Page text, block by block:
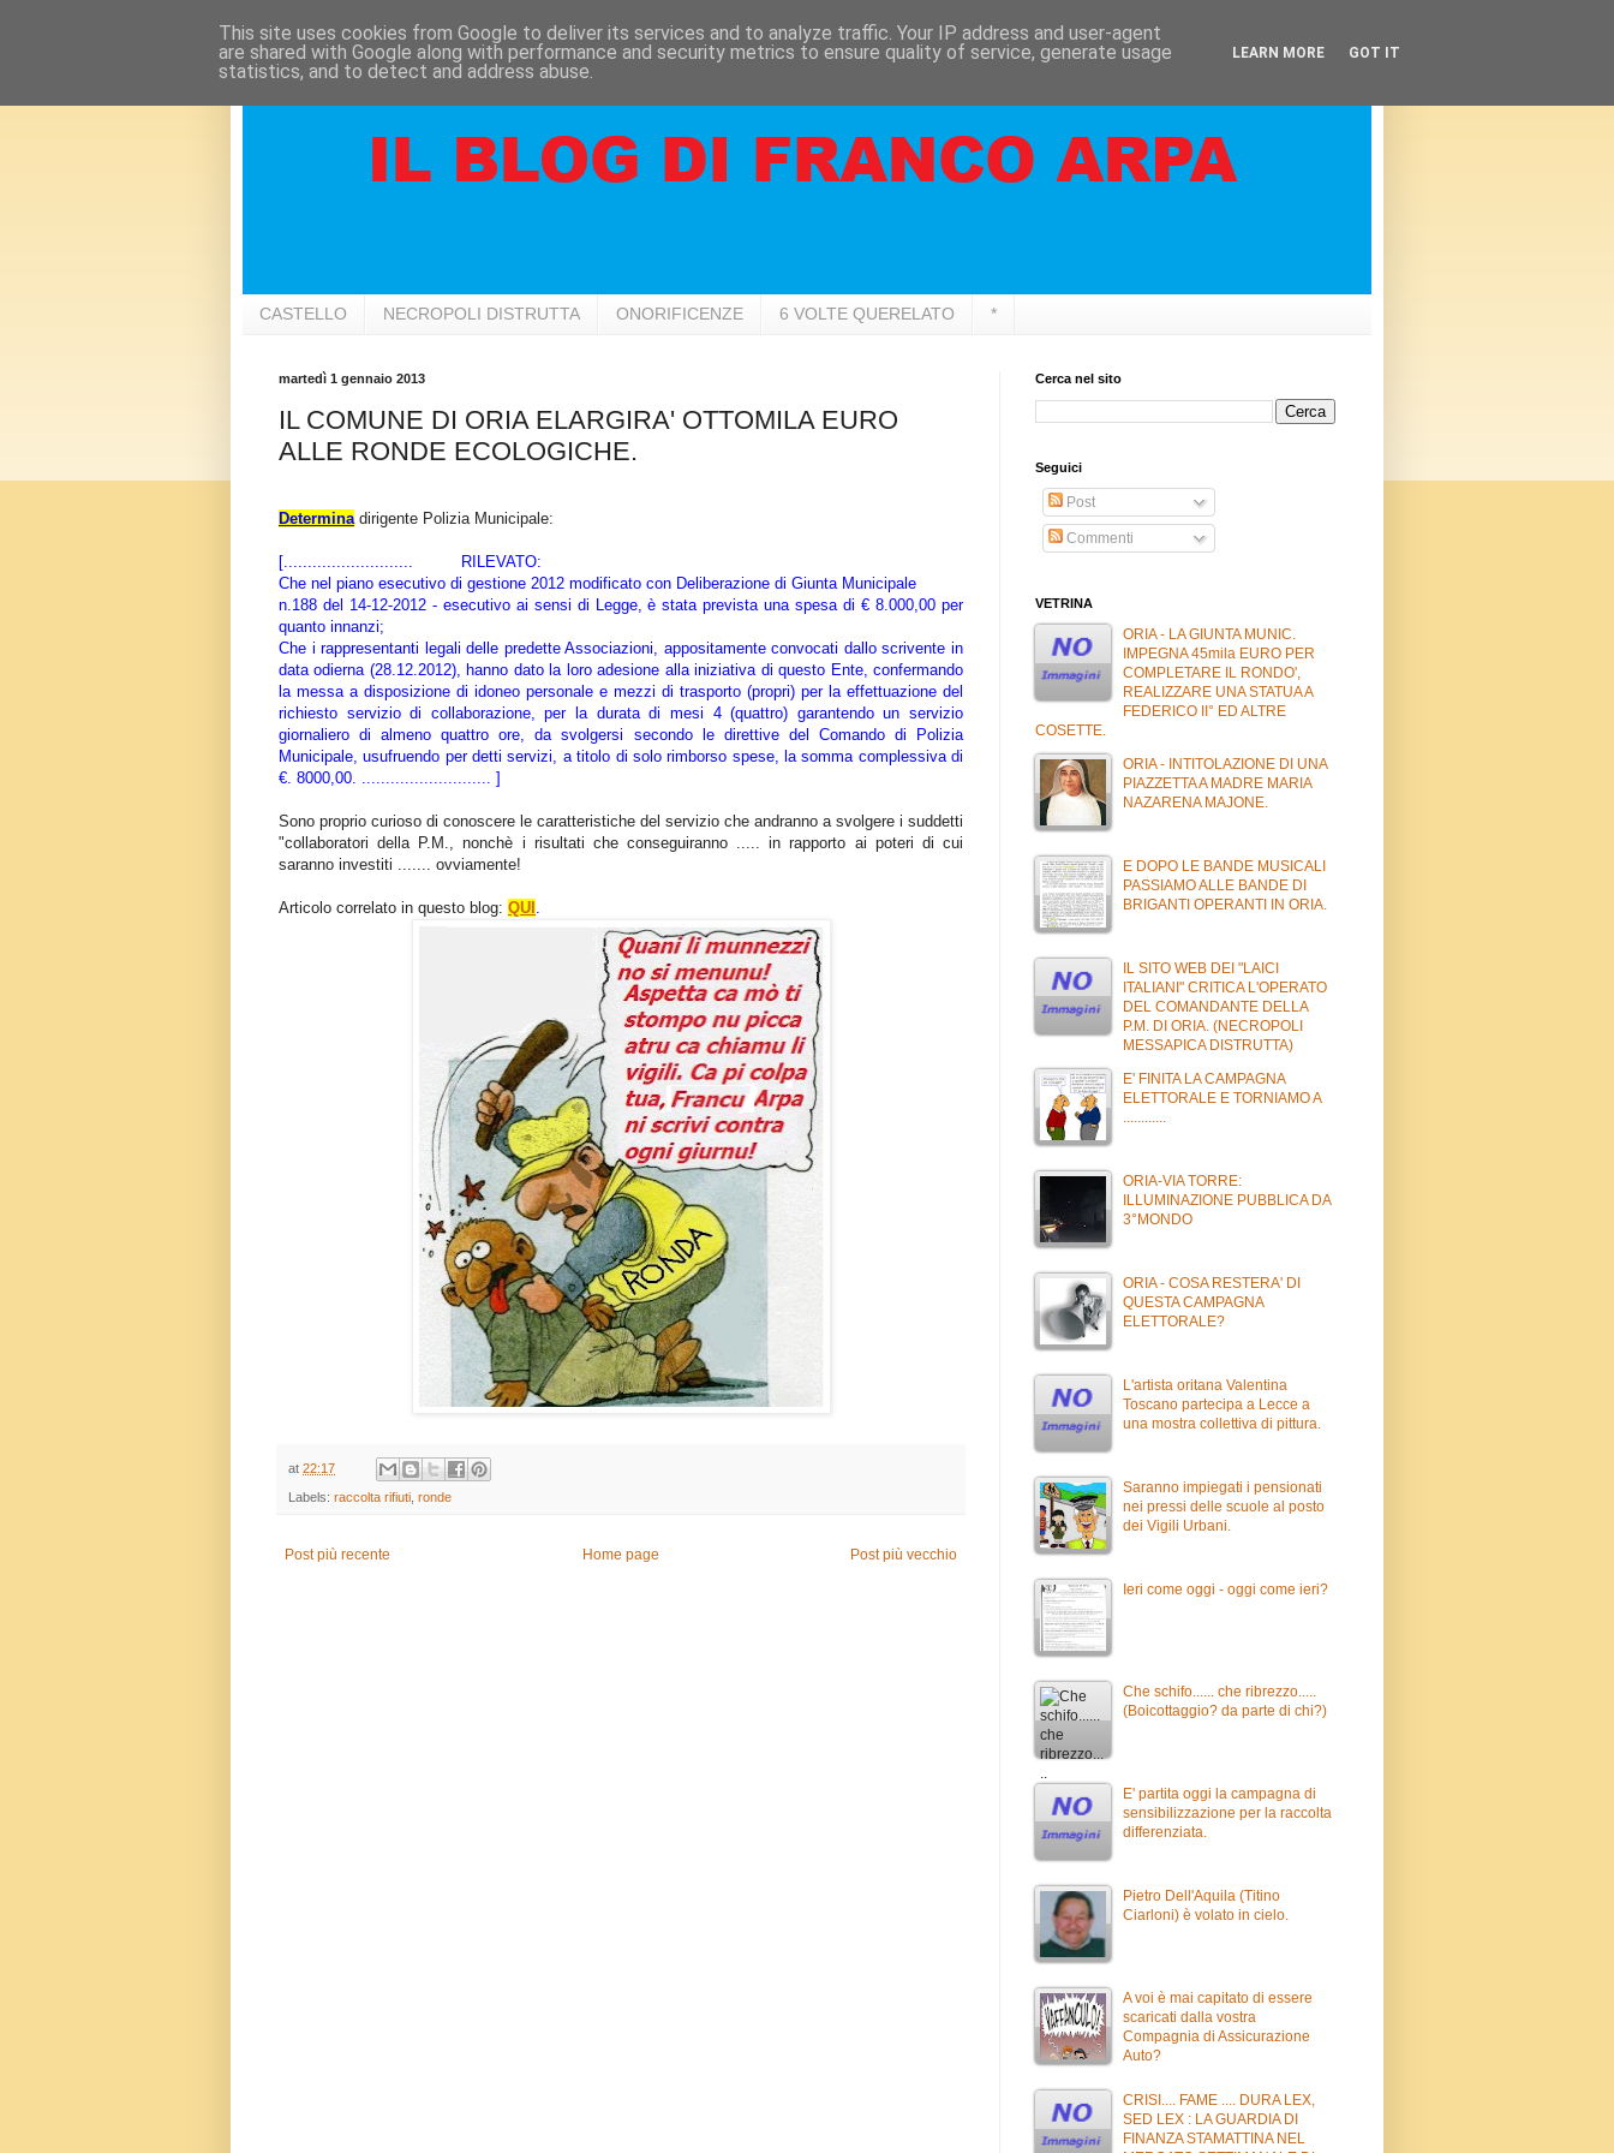
CASTELLO NECROPOLI DISTRUTTA ONORIFICENZE 6 VOLTE QUERELATO *
martedì 1 gennaio 2013
IL COMUNE DI ORIA ELARGIRA' OTTOMILA EURO
ALLE RONDE ECOLOGICHE.
Determinadirigente Polizia Municipale:
[........................... RILEVATO:
Che nel piano esecutivo di gestione 2012 modificato con Deliberazione di Giunta Municipale
n.188 del 14-12-2012 - esecutivo ai sensi di Legge, è stata prevista una spesa di € 8.000,00 per
quanto innanzi;
Che i rappresentanti legali delle predette Associazioni, appositamente convocati dallo scrivente in
data odierna (28.12.2012), hanno dato la loro adesione alla iniziativa di questo Ente, confermando
la messa a disposizione di idoneo personale e mezzi di trasporto (propri) per la effettuazione del
richiesto servizio di collaborazione, per la durata di mesi 4 (quattro) garantendo un servizio
giornaliero di almeno quattro ore, da svolgersi secondo le direttive del Comando di Polizia
Municipale, usufruendo per detti servizi, a titolo di solo rimborso spese, la somma complessiva di
€. 8000,00. ........................... ]
Sono proprio curioso di conoscere le caratteristiche del servizio che andranno a svolgere i suddetti
"collaboratori della P.M., nonchè i risultati che conseguiranno ..... in rapporto ai poteri di cui
saranno investiti ....... ovviamente!
Articolo correlato in questo blog: QUI .
at 22:17
Labels: raccolta rifiuti ronde
Post più recente Post più vecchio
Home page
Cerca nel sito
Seguici
Post
Commenti
VETRINA
ORIA - LA GIUNTA MUNIC.
IMPEGNA 45mila EURO PER
COMPLETARE IL RONDO',
REALIZZARE UNA STATUA A
FEDERICO II° ED ALTRE
COSETTE.
ORIA - INTITOLAZIONE DI UNA
PIAZZETTA A MADRE MARIA
NAZARENA MAJONE.
E DOPO LE BANDE MUSICALI
PASSIAMO ALLE BANDE DI
BRIGANTI OPERANTI IN ORIA.
IL SITO WEB DEI "LAICI
ITALIANI" CRITICA L'OPERATO
DEL COMANDANTE DELLA
P.M. DI ORIA. (NECROPOLI
MESSAPICA DISTRUTTA)
E' FINITA LA CAMPAGNA
ELETTORALE E TORNIAMO A
ORIA-VIA TORRE:
ILLUMINAZIONE PUBBLICA DA
3°MONDO
ORIA - COSA RESTERA' DI
QUESTA CAMPAGNA
ELETTORALE?
L'artista oritana Valentina
Toscano partecipa a Lecce a
una mostra collettiva di pittura.
Saranno impiegati i pensionati
nei pressi delle scuole al posto
dei Vigili Urbani.
Ieri come oggi - oggi come ieri?
Che schifo...... che ribrezzo.....
(Boicottaggio? da parte di chi?)
E' partita oggi la campagna di
sensibilizzazione per la raccolta
differenziata.
Pietro Dell'Aquila (Titino
Ciarloni) è volato in cielo.
A voi è mai capitato di essere
scaricati dalla vostra
Compagnia di Assicurazione
Auto?
CRISI.... FAME .... DURA LEX,
SED LEX : LA GUARDIA DI
FINANZA STAMATTINA NEL
This site uses cookies from Google to deliver its services and to analyze traffic. Your IP address and user-agent
are shared with Google along with performance and security metrics to ensure quality of service, generate usage
statistics, and to detect and address abuse.
LEARN MORE GOT IT